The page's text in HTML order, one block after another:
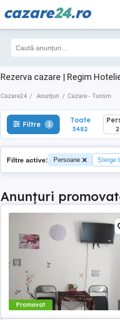
cazare24.ro
Rezerva cazare | Regim
Cazare24 Anunțuri Cazare - Turism
Filtre 1 Toate
3482
Filtre 1 Toate
3482
Filtre active: Persoane Șterge
Anunțuri
Promovat